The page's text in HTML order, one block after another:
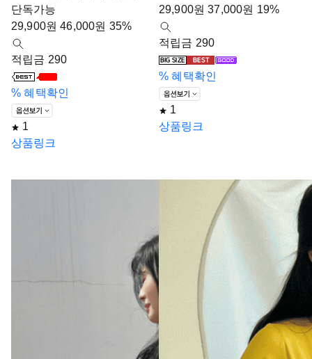
단독가능
29,900원 46,000원 35%
적립금 290
% 혜택확인
1
상품링크
29,900원 37,000원 19%
적립금 290
% 혜택확인
1
상품링크